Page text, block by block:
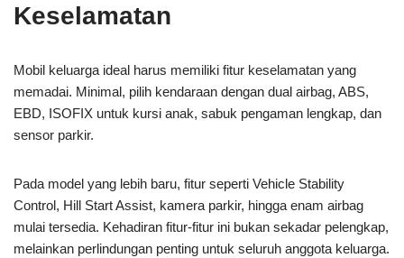
Keselamatan
Mobil keluarga ideal harus memiliki fitur keselamatan yang
memadai. Minimal, pilih kendaraan dengan dual airbag, ABS,
EBD, ISOFIX untuk kursi anak, sabuk pengaman lengkap, dan
sensor parkir.
Pada model yang lebih baru, fitur seperti Vehicle Stability
Control, Hill Start Assist, kamera parkir, hingga enam airbag
mulai tersedia. Kehadiran fitur-fitur ini bukan sekadar pelengkap,
melainkan perlindungan penting untuk seluruh anggota keluarga.